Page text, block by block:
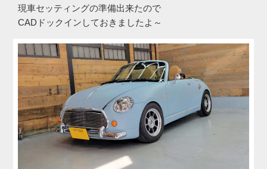
現車セッティングの準備出来たので
CADドックインしておきましたよ～